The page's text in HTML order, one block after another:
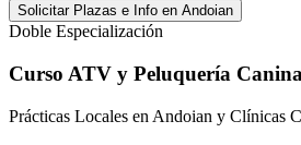
Solicitar Plazas e Info en Andoian
Doble Especialización
Curso ATV y Peluquería Canina
Prácticas Locales en Andoian y Clínicas